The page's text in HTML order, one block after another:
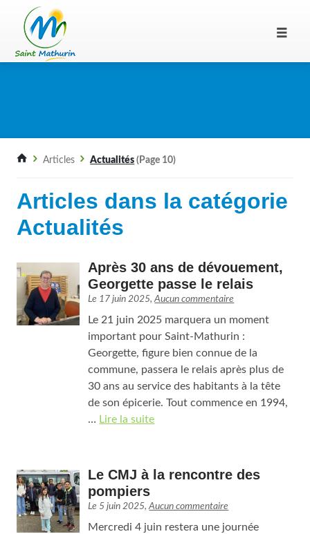
Articles Actualités (Page 10)
Articles dans la catégorie
Actualités
Après 30 ans de dévouement,
Georgette passe le relais
Le 17 juin 2025,Aucun commentaire
Le 21 juin 2025 marquera un moment
important pour Saint-Mathurin :
Georgette, figure bien connue de la
commune, passera le relais après plus de
30 ans au service des habitants à la tête
de son épicerie. Tout commence en 1994,
… Lire la suite
Le CMJ à la rencontre des
pompiers
Le 5 juin 2025,Aucun commentaire
Mercredi 4 juin restera une journée